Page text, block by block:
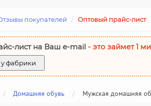
покупателей / Оптовый прайс-лист
лист на Ваш е-mail - это займет 1
фабрики
/ Домашняя обувь / Мужская домашняя